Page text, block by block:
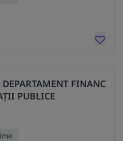
DEPARTAMENT FINANC
PUBLICE